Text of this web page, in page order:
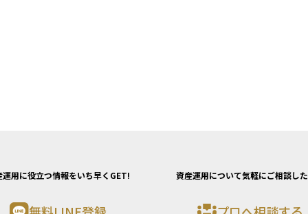
運用に役立つ情報をいち早くGET! 資産運用について気軽にご相談し